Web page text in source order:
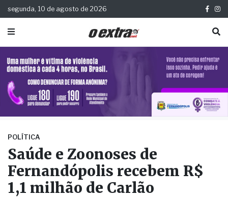
segunda, 10 de agosto de 2026
POLÍTICA
Saúde e Zoonoses de
Fernandópolis recebem R$
1,1 milhão de Carlão